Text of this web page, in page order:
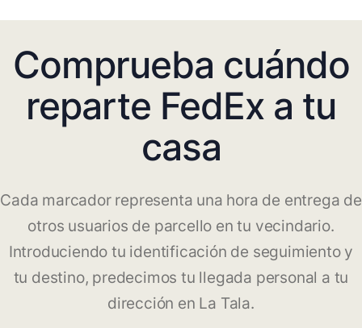
Comprueba cuándo
reparte FedEx a tu
casa
Cada marcador representa una hora de entrega de
otros usuarios de parcello en tu vecindario.
Introduciendo tu identificación de seguimiento y
tu destino, predecimos tu llegada personal a tu
dirección en La Tala.